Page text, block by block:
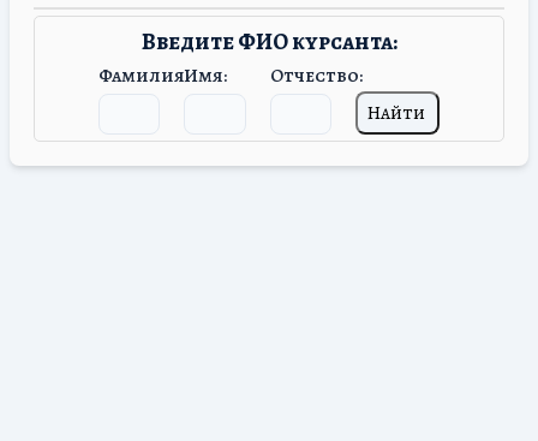
Введите ФИО курсанта:
Фамилия:Имя:
Отчество:
Найти